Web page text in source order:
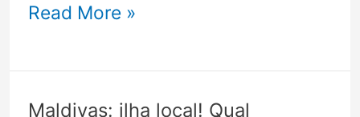
Microestados
Europa
e
Read More »
Maldivas: ilha local! Qual